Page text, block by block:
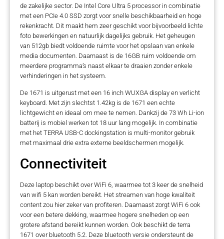
de zakelijke sector. De Intel Core Ultra 5 processor in combinatie
met een PCIe 4.0 SSD zorgt voor snelle beschikbaarheid en hoge
rekenkracht. Dit maakt hem zeer geschikt voor bijvoorbeeld lichte
foto bewerkingen en natuurlijk dagelijks gebruik. Het geheugen
van 512gb biedt voldoende ruimte voor het opslaan van enkele
media documenten. Daarnaast is de 16GB ruim voldoende om
meerdere programma’s naast elkaar te draaien zonder enkele
verhinderingen in het systeem.
De 1671 is uitgerust met een 16 inch WUXGA display en verlicht
keyboard. Met zijn slechtst 1.42kg is de 1671 een echte
lichtgewicht en ideaal om mee te nemen. Dankzij de 73 Wh Li-ion
batterij is mobiel werken tot 18 uur lang mogelijk. In combinatie
met het TERRA USB-C dockingstation is multi-monitor gebruik
met maximaal drie extra externe beeldschermen mogelijk.
Connectiviteit
Deze laptop beschikt over WiFi 6, waarmee tot 3 keer de snelheid
van wifi 5 kan worden bereikt. Het streamen van hoge kwaliteit
content zou hier zeker van profiteren. Daarnaast zorgt WiFi 6 ook
voor een betere dekking, waarmee hogere snelheden op een
grotere afstand bereikt kunnen worden. Ook beschikt de terra
1671 over bluetooth 5.2. Deze bluetooth versie ondersteunt de